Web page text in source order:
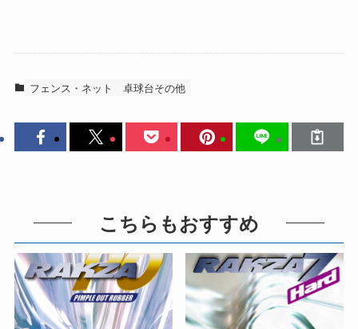
フェンス・ネット 卓球台その他
こちらもおすすめ